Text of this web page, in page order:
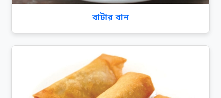
বাটার বান